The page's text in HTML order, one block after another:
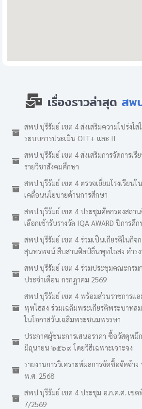
เรื่องราวล่าสุด สพ
สพป.บุรีรัมย์ เขต 4 ส่งเสริมความโปร่งใ
ระบบการประเมิน OIT+ และ II
สพป.บุรีรัมย์ เขต 4 ส่งเสริมการจัดการเรี
รายวิชาสังคมศึกษา
สพป.บุรีรัมย์ เขต 4 ตรวจเยี่ยมโรงเรียน
เคลื่อนนโยบายด้านการศึกษา
สพป.บุรีรัมย์ เขต 4 ประชุมคัดกรองสถา
เลือกเข้ารับรางวัล IQA AWARD ปีการศึ
สพป.บุรีรัมย์ เขต 4 ร่วมเป็นเกียรติในกิจ
สุนทรพจน์ สืบสานศิลป์ถิ่นพุทไธสง ดำร
สพป.บุรีรัมย์ เขต 4 ร่วมประชุมคณะกรม
ประจำเดือน กรกฎาคม 2569
สพป.บุรีรัมย์ เขต 4 พร้อมส่วนราชการแ
พุทไธสง ร่วมเฉลิมพระเกียรติพระบาทส
ในโอกาสวันเฉลิมพระชนมพรรษา
ประกาศผู้ชนะการเสนอราคา ซื้อวัสดุห
มิถุนายน ๒๕๖๙ โดยวิธีเฉพาะเจาะจง
รายงานการวิเคราะห์ผลการจัดซื้อจัดจ้า
พ.ศ. 2568
สพป.บุรีรัมย์ เขต 4 ประชุม อ.ก.ค.ศ. เข
7/2569